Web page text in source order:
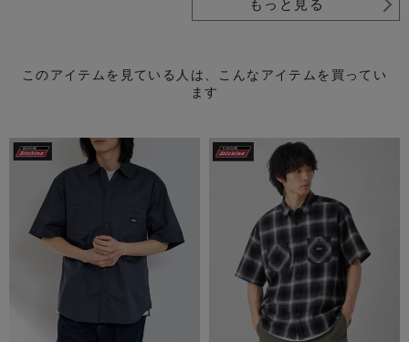
もっと見る
このアイテムを見ている人は、こんなアイテムを買ってい
ます